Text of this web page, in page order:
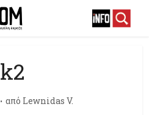
k2
από Lewnidas V.